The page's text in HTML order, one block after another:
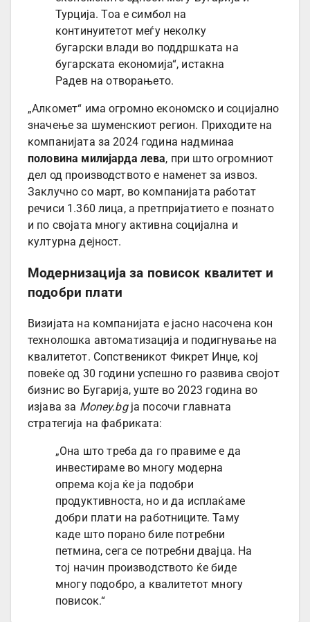
Турција. Тоа е симбол на
континуитетот меѓу неколку
бугарски влади во поддршката на
бугарската економија“, истакна
Радев на отворањето.
„Алкомет“ има огромно економско и социјално
значење за шуменскиот регион. Приходите на
компанијата за 2024 година надминаа
половина милијарда лева, при што огромниот
дел од производството е наменет за извоз.
Заклучно со март, во компанијата работат
речиси 1.360 лица, а претпријатието е познато
и по својата многу активна социјална и
културна дејност.
Модернизација за повисок квалитет и
подобри плати
Визијата на компанијата е јасно насочена кон
технолошка автоматизација и подигнување на
квалитетот. Сопственикот Фикрет Инџе, кој
повеќе од 30 години успешно го развива својот
бизнис во Бугарија, уште во 2023 година во
изјава за Money.bgја посочи главната
стратегија на фабриката:
„Она што треба да го правиме е да
инвестираме во многу модерна
опрема која ќе ја подобри
продуктивноста, но и да исплаќаме
добри плати на работниците. Таму
каде што порано биле потребни
петмина, сега се потребни двајца. На
тој начин производството ќе биде
многу подобро, а квалитетот многу
повисок.“